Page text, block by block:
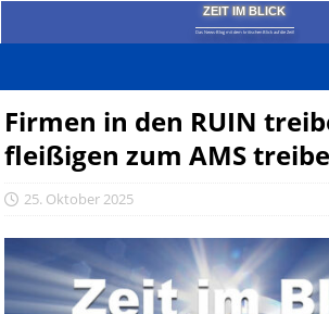
ZEIT IM BLICK
Das News-Blog mit dem kritischen Blick auf die Zeit!
Firmen in den RUIN
fleißigen zum AMS
25. Oktober 2025